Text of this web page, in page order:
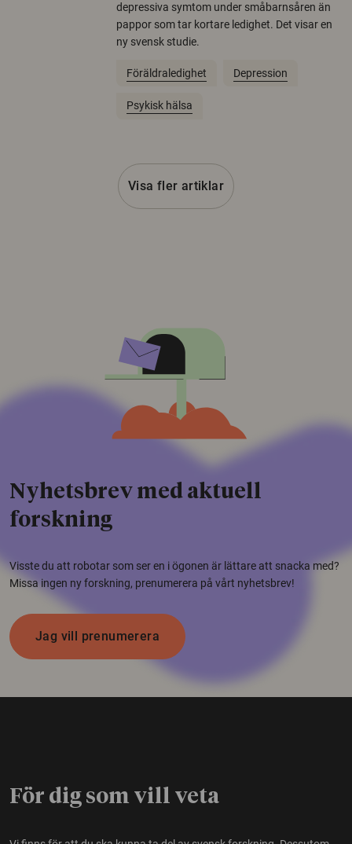
depressiva symtom under småbarnsåren än
pappor som tar kortare ledighet. Det visar en
ny svensk studie.
Föräldraledighet Depression
Psykisk hälsa
Visa fler artiklar
Nyhetsbrev med aktuell
forskning
Visste du att robotar som ser en i ögonen är lättare att snacka med?
Missa ingen ny forskning, prenumerera på vårt nyhetsbrev!
Jag vill prenumerera
För dig som vill veta